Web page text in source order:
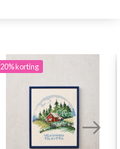
20%korting